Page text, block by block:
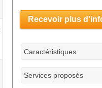
Recevoir plus
Caractéristiques
Services proposés